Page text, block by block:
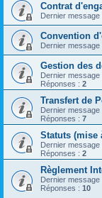
Contrat
Dernier message
Convention
Dernier message
Gestion des
Dernier message
Réponses : 2
Transfert de
Dernier message
Réponses : 7
Statuts (mise
Dernier message
Réponses : 2
Règlement
Dernier message
Réponses : 10